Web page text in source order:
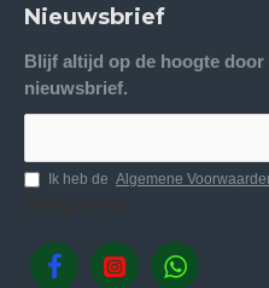
Nieuwsbrief
Blijf altijd op de hoogte door
nieuwsbrief.
Ik heb de Algemene